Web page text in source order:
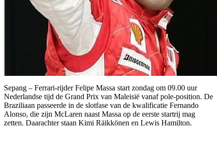
Sepang – Ferrari-rijder Felipe Massa start zondag om 09.00 uur
Nederlandse tijd de Grand Prix van Maleisië vanaf pole-position. De
Braziliaan passeerde in de slotfase van de kwalificatie Fernando
Alonso, die zijn McLaren naast Massa op de eerste startrij mag
zetten. Daarachter staan Kimi Räikkönen en Lewis Hamilton.